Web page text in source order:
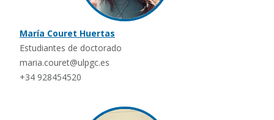
María Couret Huertas
Estudiantes de doctorado
maria.couret@ulpgc.es
+34 928454520